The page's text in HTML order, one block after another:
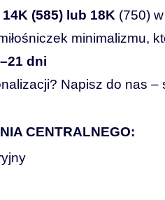
14K (585) lub 18K (750) w
minimalizmu,
21 dni
Napisz do nas –
CENTRALNEGO: